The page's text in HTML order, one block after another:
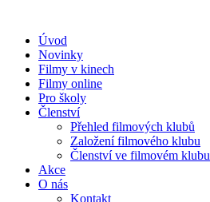
obsahuÚvod
Novinky
Filmy v kinech
Filmy online
Pro školy
Členství
Přehled filmových klubů
Založení filmového klubu
Členství ve filmovém klubu
Akce
O nás
Kontakt